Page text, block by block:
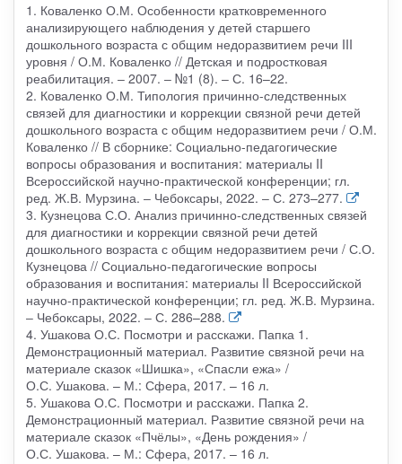
1. Коваленко О.М. Особенности кратковременного
анализирующего наблюдения у детей старшего
дошкольного возраста с общим недоразвитием речи III
уровня / О.М. Коваленко // Детская и подростковая
реабилитация. ‒ 2007. ‒ №1 (8). ‒ С. 16–22.
2. Коваленко О.М. Типология причинно-следственных
связей для диагностики и коррекции связной речи детей
дошкольного возраста с общим недоразвитием речи / О.М.
Коваленко // В сборнике: Социально-педагогические
вопросы образования и воспитания: материалы II
Всероссийской научно-практической конференции; гл.
ред. Ж.В. Мурзина. ‒ Чебоксары, 2022. ‒ С. 273–277.
3. Кузнецова С.О. Анализ причинно-следственных связей
для диагностики и коррекции связной речи детей
дошкольного возраста с общим недоразвитием речи / С.О.
Кузнецова // Социально-педагогические вопросы
образования и воспитания: материалы II Всероссийской
научно-практической конференции; гл. ред. Ж.В. Мурзина.
‒ Чебоксары, 2022. ‒ С. 286–288.
4. Ушакова О.С. Посмотри и расскажи. Папка 1.
Демонстрационный материал. Развитие связной речи на
материале сказок «Шишка», «Спасли ежа» /
О.С. Ушакова. – М.: Сфера, 2017. – 16 л.
5. Ушакова О.С. Посмотри и расскажи. Папка 2.
Демонстрационный материал. Развитие связной речи на
материале сказок «Пчёлы», «День рождения» /
О.С. Ушакова. – М.: Сфера, 2017. – 16 л.